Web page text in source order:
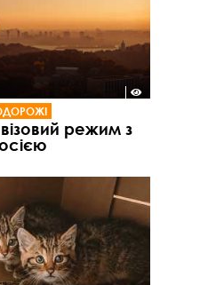
режим з